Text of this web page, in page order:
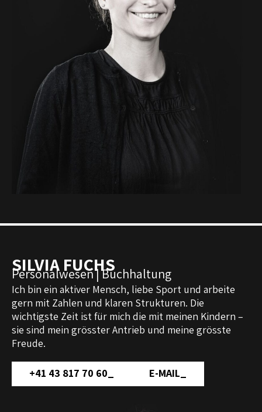
SILVIA FUCHS
Personalwesen | Buchhaltung
Ich bin ein aktiver Mensch, liebe Sport und arbeite
gern mit Zahlen und klaren Strukturen. Die
wichtigste Zeit ist für mich die mit meinen Kindern –
sie sind mein grösster Antrieb und meine grösste
Freude.
+41 43 817 70 60 E-MAIL